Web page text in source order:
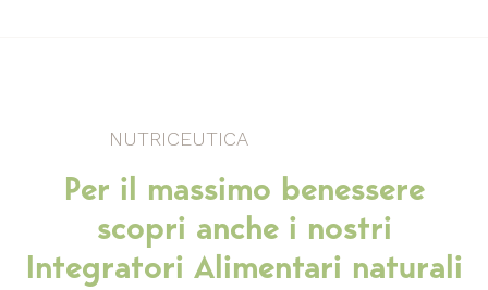
NUTRICEUTICA
Per il massimo benessere
scopri anche i nostri
Integratori Alimentari naturali